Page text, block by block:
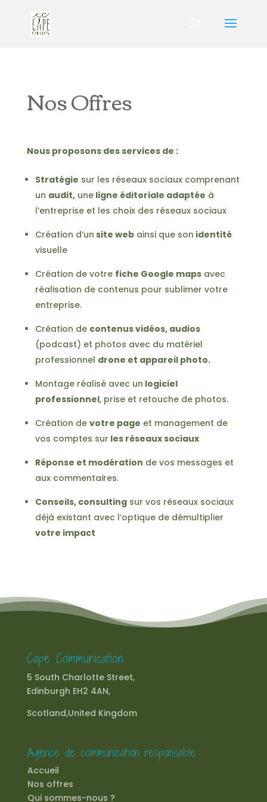
Nos Offres
Nous proposons des services de :
Stratégie sur les réseaux sociaux comprenant
un audit,uneligne éditoriale adaptée à
l’entreprise et les choix des réseaux sociaux
Création d’un site webainsi que son identité
visuelle
Création de votre fiche Google mapsavec
réalisation de contenus pour sublimer votre
entreprise.
Création de contenus vidéos, audios
(podcast) et photos avec du matériel
professionnel drone et appareil photo.
Montage réalisé avec un logiciel
professionnel, prise et retouche de photos.
Création de votre page et management de
vos comptes sur les réseaux sociaux
Réponse et modération de vos messages et
aux commentaires.
Conseils, consultingsur vos réseaux sociaux
déjà existant avec l’optique de démultiplier
votre impact
Cape Communication
5 South Charlotte Street,
Edinburgh EH2 4AN,
Scotland,United Kingdom
Agence de communication responsable
Accueil
Nos offres
Qui sommes-nous ?